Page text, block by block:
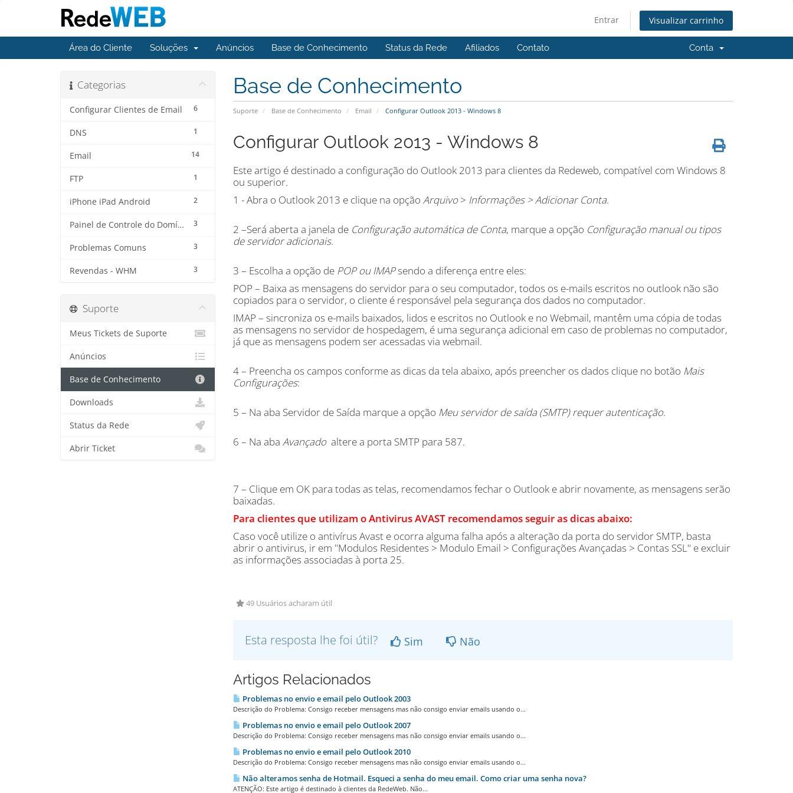
Entrar Visualizar carrinho
Área do Cliente Soluções Anúncios Base de Conhecimento Status da Rede Afiliados Contato Conta
Base de Conhecimento
Suporte Base de Conhecimento Email Configurar Outlook 2013 - Windows 8
Categorias
6
Configurar Clientes de Email
1
DNS
14
Email
1
FTP
2
iPhone iPad Android
3
Painel de Controle do Domínio
3
Problemas Comuns
3
Revendas - WHM
Configurar Outlook 2013 - Windows 8
Este artigo é destinado a configuração do Outlook 2013 para clientes da Redeweb, compatível com Windows 8
ou superior.
1 - Abra o Outlook 2013 e clique na opção Arquivo> Informações > Adicionar Conta.
2 –Será aberta a janela de Configuração automática de Conta, marque a opção Configuração manual ou tipos
de servidor adicionais.
3 – Escolha a opção de POP ou IMAPsendo a diferença entre eles:
POP – Baixa as mensagens do servidor para o seu computador, todos os e-mails escritos no outlook não são
copiados para o servidor, o cliente é responsável pela segurança dos dados no computador.
IMAP – sincroniza os e-mails baixados, lidos e escritos no Outlook e no Webmail, mantêm uma cópia de todas
as mensagens no servidor de hospedagem, é uma segurança adicional em caso de problemas no computador,
já que as mensagens podem ser acessadas via webmail.
4 – Preencha os campos conforme as dicas da tela abaixo, após preencher os dados clique no botão Mais
Configurações:
5 – Na aba Servidor de Saída marque a opção Meu servidor de saída (SMTP) requer autenticação.
6 – Na aba Avançado altere a porta SMTP para 587.
7 – Clique em OK para todas as telas, recomendamos fechar o Outlook e abrir novamente, as mensagens serão
baixadas.
Para clientes que utilizam o Antivirus AVAST recomendamos seguir as dicas abaixo:
Caso você utilize o antivírus Avast e ocorra alguma falha após a alteração da porta do servidor SMTP, basta
abrir o antivirus, ir em "Modulos Residentes > Modulo Email > Configurações Avançadas > Contas SSL" e excluir
as informações associadas à porta 25.
49 Usuários acharam útil
Esta resposta lhe foi útil? Sim Não
Artigos Relacionados
Problemas no envio e email pelo Outlook 2003
Descrição do Problema: Consigo receber mensagens mas não consigo enviar emails usando o...
Problemas no envio e email pelo Outlook 2007
Descrição do Problema: Consigo receber mensagens mas não consigo enviar emails usando o...
Problemas no envio e email pelo Outlook 2010
Descrição do Problema: Consigo receber mensagens mas não consigo enviar emails usando o...
Não alteramos senha de Hotmail. Esqueci a senha do meu email. Como criar uma senha nova?
ATENÇÃO: Este artigo é destinado à clientes da RedeWeb. Não...
Suporte
Meus Tickets de Suporte
Anúncios
Base de Conhecimento
Downloads
Status da Rede
Abrir Ticket